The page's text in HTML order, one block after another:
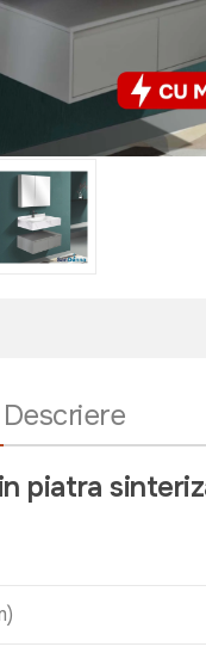
Descriere
piatra